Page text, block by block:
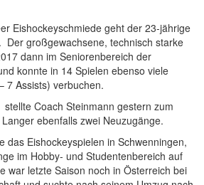
Eishockeyschmiede geht der 23-jährige
großgewachsene, technisch starke
dann im Seniorenbereich der
konnte in 14 Spielen ebenso viele
7 Assists) verbuchen.
Coach Steinmann gestern zum
ebenfalls zwei Neuzugänge.
das Eishockeyspielen in Schwenningen,
im Hobby- und Studentenbereich auf
war letzte Saison noch in Österreich bei